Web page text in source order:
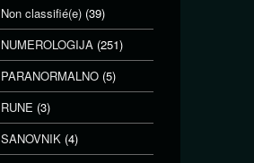
Non classifié(e) (39)
NUMEROLOGIJA (251)
PARANORMALNO (5)
RUNE (3)
SANOVNIK (4)